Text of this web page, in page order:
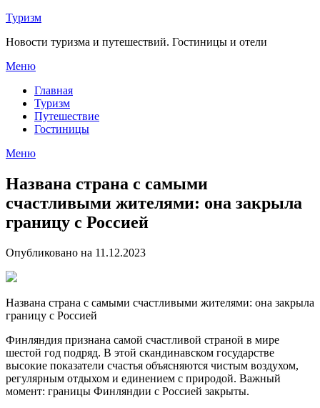
Перейти
содержимому
Туризм
Новости туризма и путешествий. Гостиницы и отели
Меню
Главная
Туризм
Путешествие
Гостиницы
Меню
Названа страна с самыми
счастливыми жителями: она закрыла
границу с Россией
Опубликовано на 11.12.2023
Названа страна с самыми счастливыми жителями: она закрыла
границу с Россией
Финляндия признана самой счастливой страной в мире
шестой год подряд. В этой скандинавском государстве
высокие показатели счастья объясняются чистым воздухом,
регулярным отдыхом и единением с природой. Важный
момент: границы Финляндии с Россией закрыты.